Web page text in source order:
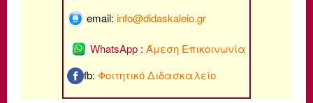
email: info@didaskaleio.gr
WhatsApp : Άμεση Επικοινωνία
fb: Φοιτητικό Διδασκαλείο